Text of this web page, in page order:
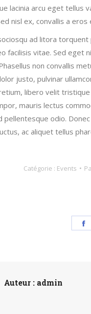
lacinia arcu eget tellus
nisl ex, convallis a
ad litora
facilisis vitae. Sed eget
non convallis
justo, pulvinar
libero velit
mauris lectus
pellentesque odio.
ac aliquet tellus
Catégorie : Events
Auteur : admin